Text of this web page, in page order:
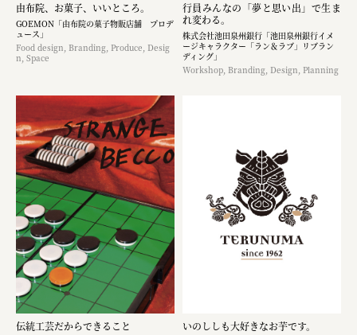
由布院、お菓子、いいところ。
GOEMON「由布院の菓子物販店舗 プロデ
ュース」
Food design, Branding, Produce, Desig
n, Space
行員みんなの「夢と思い出」で生ま
れ変わる。
株式会社池田泉州銀行「池田泉州銀行イメ
ージキャラクター「ラン＆ラブ」リブラン
ディング」
Workshop, Branding, Design, Planning
伝統工芸だからできること いのししも大好きなお芋です。​